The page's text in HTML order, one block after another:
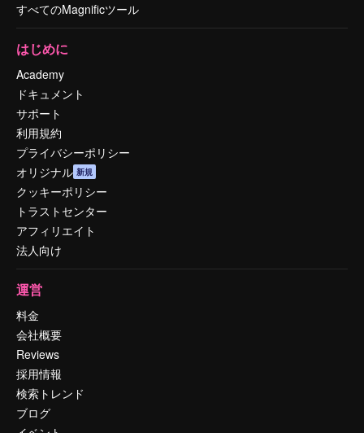
すべてのMagnificツール
はじめに
Academy
ドキュメント
サポート
利用規約
プライバシーポリシー
オリジナル 新規
クッキーポリシー
トラストセンター
アフィリエイト
法人向け
運営
料金
会社概要
Reviews
採用情報
検索トレンド
ブログ